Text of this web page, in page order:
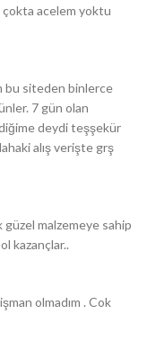
acelem yoktu
bu siteden binlerce
7 gün olan
deydi teşşekür
alış verişte grş
malzemeye sahip
kazançlar..
olmadım . Cok